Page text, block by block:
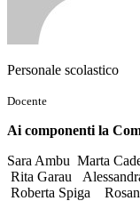
Personale scolastico
Docente
Ai componenti la
Sara Ambu Marta
Rita Garau
Roberta Spiga